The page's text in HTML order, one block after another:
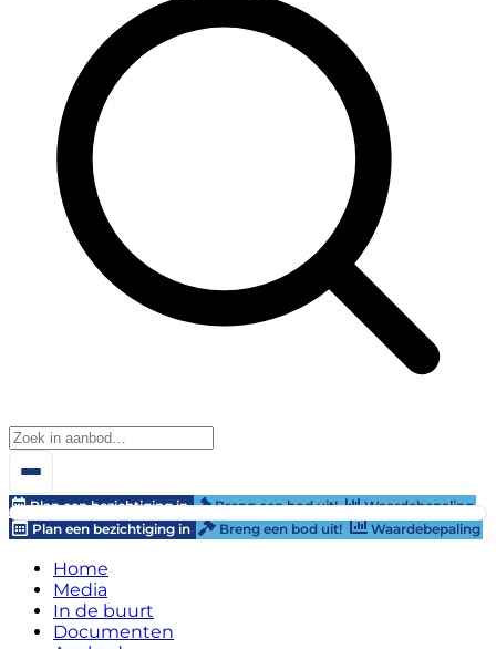
Plan een bezichtiging in Breng een bod uit!
Waardebepaling
Plan een bezichtiging in
Breng een bod uit! Waardebepaling
Home
Media
In de buurt
Documenten